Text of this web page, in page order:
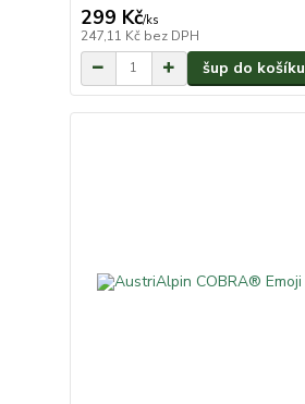
299 Kč/ks
247,11 Kč bez DPH
šup do košíku